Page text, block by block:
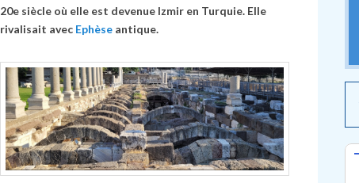
20e siècle où elle est devenue Izmir en Turquie. Elle
rivalisait avec Ephèse antique.